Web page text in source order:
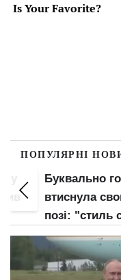
ПОПУЛЯРНІ
Буквально
втиснула
позі: "стиль